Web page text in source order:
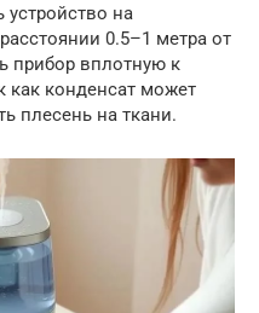
на
0.5–1 метра от
прибор вплотную к
как конденсат может
плесень на ткани.